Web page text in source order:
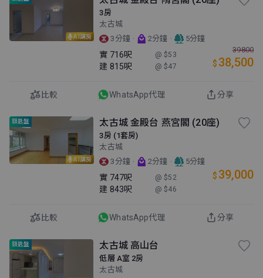
AI講房
3房
太古城
3分鐘 · 2分鐘 · 5分鐘
實 716呎 @ $53
建 815呎 @ $47
39800
$ 38,500
比較 WhatsApp代理 分享
AI講房
鎖匙盤 太古城 金殿台 燕宮閣 (20座)
3房 (1套房)
太古城
3分鐘 · 2分鐘 · 5分鐘
實 747呎 @ $52
建 843呎 @ $46
$ 39,000
比較 WhatsApp代理 分享
鎖匙盤 太古城 高山台
低層 A室 2房
太古城